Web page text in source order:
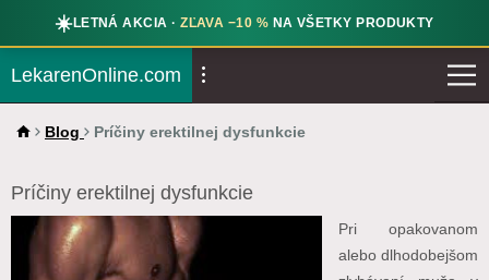
☀️LETNÁ AKCIA ·ZĽAVA −10 % NA VŠETKY PRODUKTY
LekarenOnline.com
Blog Príčiny erektilnej dysfunkcie
Príčiny erektilnej dysfunkcie
Pri opakovanom
alebo dlhodobejšom